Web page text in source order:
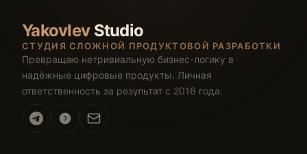
YakovlevStudio
СТУДИЯ СЛОЖНОЙ ПРОДУКТОВОЙ РАЗРАБОТКИ
Превращаю нетривиальную бизнес-логику в
надёжные цифровые продукты. Личная
ответственность за результат с 2016 года.